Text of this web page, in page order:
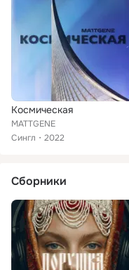
Космическая
MATTGENE
Сингл
2022
Сборники